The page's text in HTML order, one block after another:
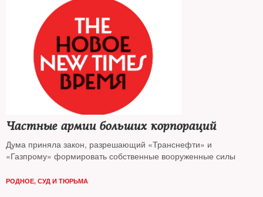
Частные армии больших корпораций
Дума приняла закон, разрешающий «Транснефти» и
«Газпрому» формировать собственные вооруженные силы
РОДНОЕ, СУД И ТЮРЬМА